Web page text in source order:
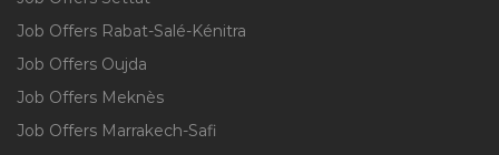
Job Offers Rabat-Salé-Kénitra
Job Offers Oujda
Job Offers Meknès
Job Offers Marrakech-Safi